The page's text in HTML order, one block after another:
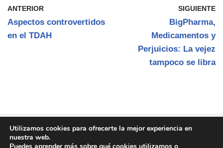
ANTERIOR
Aspectos controvertidos
en el TDAH
SIGUIENTE
BigPharma,
Medicamentos y
Perjuicios: La vejez
tampoco se libra
C {current_year} Fundamento Oliver - Ayuda
psicológica para el TDAH desde una perspectiva
Utilizamos cookies para ofrecerte la mejor experiencia en
nuestra web.